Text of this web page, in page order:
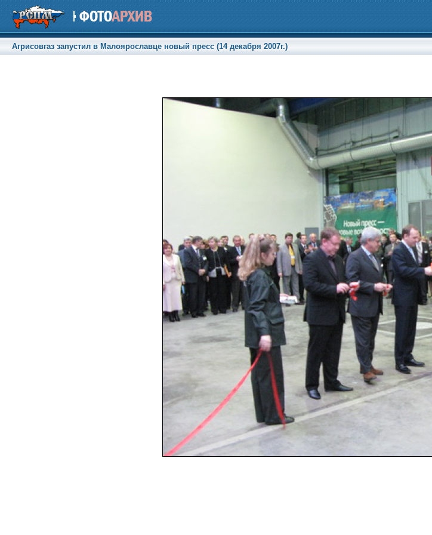
Агрисовгаз запустил в Малоярославце новый пресс (14 декабря 2007г.)